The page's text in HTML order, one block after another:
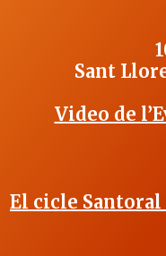
Sant
Video de
El cicle